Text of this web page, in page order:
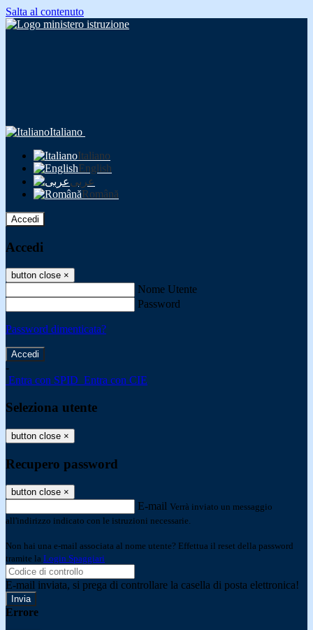
Salta al contenuto
Italiano
Italiano
English
عربى
Română
Accedi
Accedi
button close ×
Nome Utente
Password
Password dimenticata?
-
Entra con SPID Entra con CIE
Seleziona utente
button close ×
Recupero password
button close ×
E-mail Verrà inviato un messaggio
all'indirizzo indicato con le istruzioni necessarie.
Non hai una e-mail associata al nome utente? Effettua il reset della password
tramite la Login Spaggiari
E-mail inviata, si prega di controllare la casella di posta elettronica!
Errore